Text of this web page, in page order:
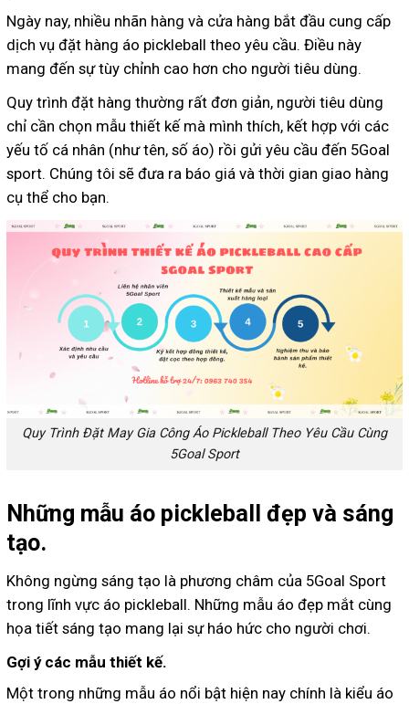
Ngày nay, nhiều nhãn hàng và cửa hàng bắt đầu cung cấp
dịch vụ đặt hàng áo pickleball theo yêu cầu. Điều này
mang đến sự tùy chỉnh cao hơn cho người tiêu dùng.
Quy trình đặt hàng thường rất đơn giản, người tiêu dùng
chỉ cần chọn mẫu thiết kế mà mình thích, kết hợp với các
yếu tố cá nhân (như tên, số áo) rồi gửi yêu cầu đến 5Goal
sport. Chúng tôi sẽ đưa ra báo giá và thời gian giao hàng
cụ thể cho bạn.
Quy Trình Đặt May Gia Công Áo Pickleball Theo Yêu Cầu Cùng
5Goal Sport
Những mẫu áo pickleball đẹp và sáng
tạo.
Không ngừng sáng tạo là phương châm của 5Goal Sport
trong lĩnh vực áo pickleball. Những mẫu áo đẹp mắt cùng
họa tiết sáng tạo mang lại sự háo hức cho người chơi.
Gợi ý các mẫu thiết kế.
Một trong những mẫu áo nổi bật hiện nay chính là kiểu áo